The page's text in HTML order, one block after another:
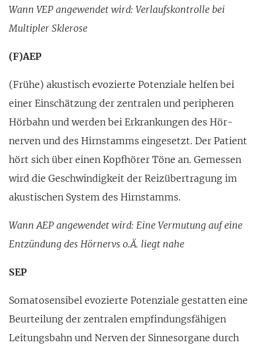
Wann VEP angewendet wird: Verlaufskontrolle bei
Multipler Sklerose
(F)AEP
(Frühe) akustisch evozierte Poten­ziale helfen bei
einer Einschätzung der zentralen und peripheren
Hörbahn und werden bei Erkran­kungen des Hör­
nerven und des Hirn­stamms eingesetzt. Der Patient
hört sich über einen Kopfhörer Töne an. Gemessen
wird die Geschwindigkeit der Reizüber­tragung im
akustischen System des Hirn­stamms.
Wann AEP angewendet wird: Eine Vermu­tung auf eine
Entzündung des Hör­nervs o.Ä. liegt nahe
SEP
Somato­sensibel evozierte Potenziale gestatten eine
Beurtei­lung der zentralen empfindungsfähigen
Leitungsbahn und Nerven der Sinnesorgane durch